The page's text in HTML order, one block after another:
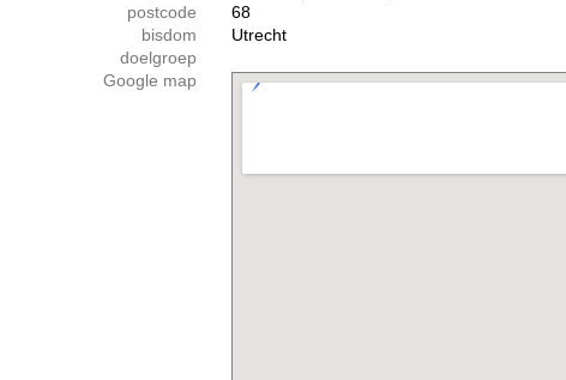
postcode
68
bisdom
Utrecht
doelgroep
Google map